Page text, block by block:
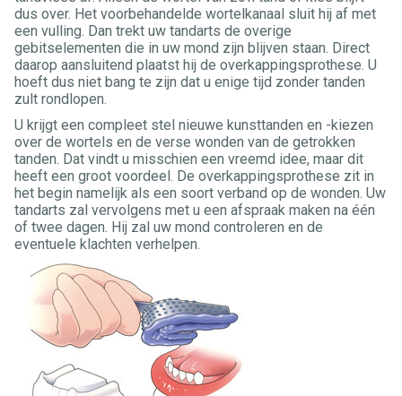
dus over. Het voorbehandelde wortelkanaal sluit hij af met
een vulling. Dan trekt uw tandarts de overige
gebitselementen die in uw mond zijn blijven staan. Direct
daarop aansluitend plaatst hij de overkappingsprothese. U
hoeft dus niet bang te zijn dat u enige tijd zonder tanden
zult rondlopen.
U krijgt een compleet stel nieuwe kunsttanden en -kiezen
over de wortels en de verse wonden van de getrokken
tanden. Dat vindt u misschien een vreemd idee, maar dit
heeft een groot voordeel. De overkappingsprothese zit in
het begin namelijk als een soort verband op de wonden. Uw
tandarts zal vervolgens met u een afspraak maken na één
of twee dagen. Hij zal uw mond controleren en de
eventuele klachten verhelpen.